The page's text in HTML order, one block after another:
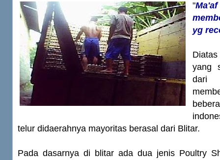
"
yg
yang
dari
telur didaerahnya mayoritas berasal dari Blitar.
Pada dasarnya di blitar ada dua jenis Poultry